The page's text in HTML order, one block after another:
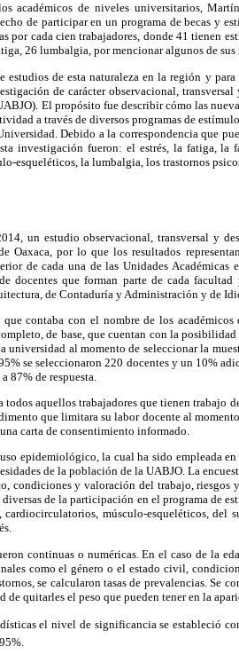
académicos de niveles universitarios,
de participar en un programa de becas y
por cada cien trabajadores, donde 41 tienen
26 lumbalgia, por mencionar algunos de sus
estudios de esta naturaleza en la región y
de carácter observacional,
El propósito fue describir cómo las
a través de diversos programas de
Debido a la correspondencia que
investigación fueron: el estrés, la fatiga,
esqueléticos, la lumbalgia, los trastornos
un estudio observacional, transversal y
Oaxaca, por lo que los resultados
de cada una de las Unidades Académicas
docentes que forman parte de cada
de Contaduría y Administración y de
contaba con el nombre de los
de base, que cuentan con laposibilidad
universidad al momento de seleccionar la
se seleccionaron 220 docentes y un 10%
87% de respuesta.
todos aquellos trabajadores que tienen trabajo
que limitara su labor docente al
carta de consentimiento informado.
epidemiológico, la cual ha sido empleada
de la población de la UABJO. La
condiciones y valoración del trabajo, riesgos
de la participación en el programa de
cardiocirculatorios, músculo-esqueléticos, del
continuas o numéricas. En el caso de la
como el género o el estado civil,
se calcularon tasas de prevalencias. Se
quitarles el peso que pueden tener en la
el nivel de significancia se estableció